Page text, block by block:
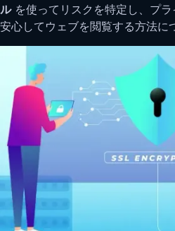
ルを使ってリスクを特定し、プ
安心してウェブを閲覧する方法に